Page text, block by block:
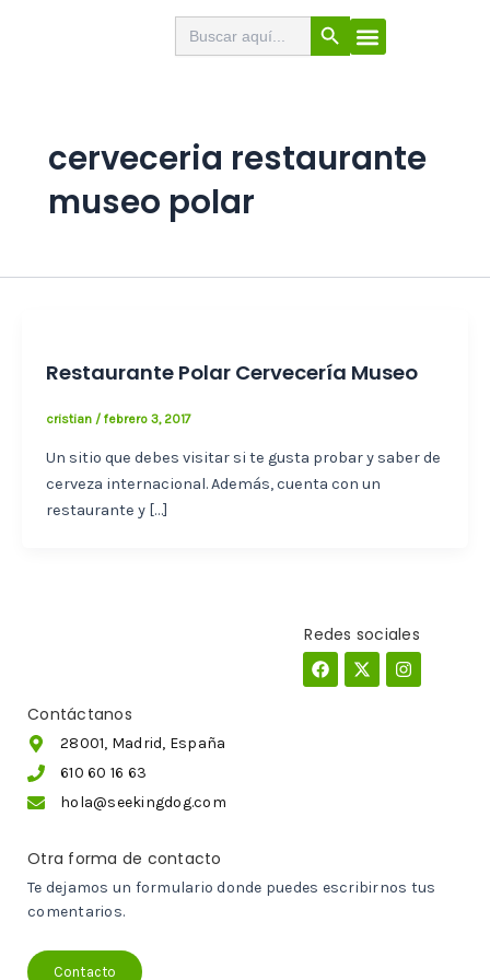
Menú
Buscar: Botón de búsqueda
cerveceria restaurante
museo polar
Restaurante Polar Cervecería Museo
cristian / febrero 3, 2017
Un sitio que debes visitar si te gusta probar y saber de
cerveza internacional. Además, cuenta con un
restaurante y […]
Redes sociales
Facebook
X-
twitter
Instagram
Contáctanos
28001, Madrid, España
610 60 16 63
hola@seekingdog.com
Otra forma de contacto
Te dejamos un formulario donde puedes escribirnos tus
comentarios.
Contacto